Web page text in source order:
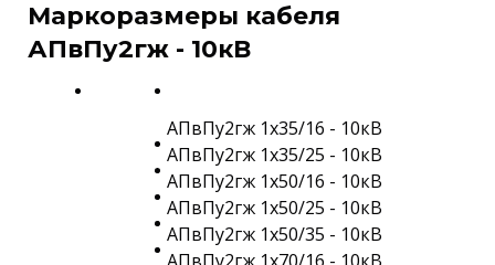
Маркоразмеры кабеля
АПвПу2гж - 10кВ
АПвПу2гж 1х35/16 - 10кВ
АПвПу2гж 1х35/25 - 10кВ
АПвПу2гж 1х50/16 - 10кВ
АПвПу2гж 1х50/25 - 10кВ
АПвПу2гж 1х50/35 - 10кВ